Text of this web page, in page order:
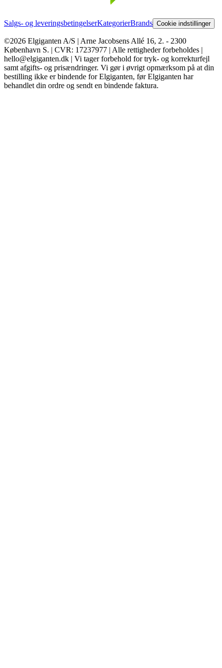
Salgs- og leveringsbetingelserKategorierBrands Cookie indstillinger
©2026 Elgiganten A/S | Arne Jacobsens Allé 16, 2. - 2300
København S. | CVR: 17237977 | Alle rettigheder forbeholdes |
hello@elgiganten.dk | Vi tager forbehold for tryk- og korrekturfejl
samt afgifts- og prisændringer. Vi gør i øvrigt opmærksom på at din
bestilling ikke er bindende for Elgiganten, før Elgiganten har
behandlet din ordre og sendt en bindende faktura.